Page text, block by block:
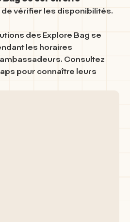
de vérifier les disponibilités.
des Explore Bag se
les horaires
Consultez
pour connaître leurs